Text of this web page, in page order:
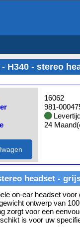
H340 - stereo
16062
981-
24
headset -
on-ear headset
ontwerp van
zorgt voor een
is voor uw